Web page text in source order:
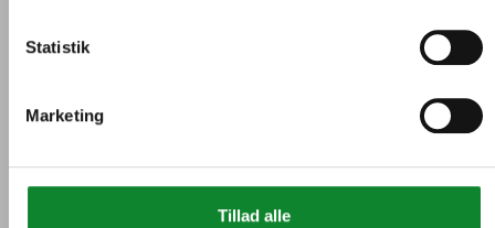
Statistik
Marketing
Tillad alle
regnskaber på gymnasierne, og hvilke barrierer